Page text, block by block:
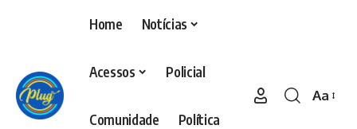
Home Notícias
Acessos Policial
Comunidade Política
Aa